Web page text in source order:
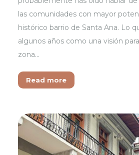
las comunidades con mayor
histórico barrio de Santa Ana. Lo
algunos años como una visión
zona…
Read more